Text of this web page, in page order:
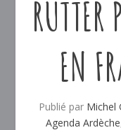
EN
Publié par Michel
Agenda Ardèche